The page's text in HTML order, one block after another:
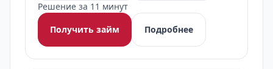
Решение за 11 минут
Получить займ
Подробнее